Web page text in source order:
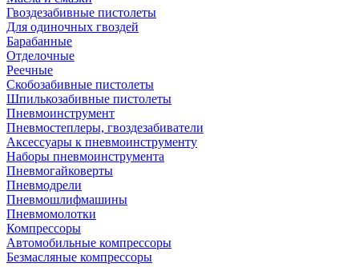
Гвоздезабивные пистолеты
Для одиночных гвоздей
Барабанные
Отделочные
Реечные
Скобозабивные пистолеты
Шпилькозабивные пистолеты
Пневмоинструмент
Пневмостеплеры, гвоздезабиватели
Аксессуары к пневмоинструменту
Наборы пневмоинструмента
Пневмогайковерты
Пневмодрели
Пневмошлифмашины
Пневмомолотки
Компрессоры
Автомобильные компрессоры
Безмасляные компрессоры